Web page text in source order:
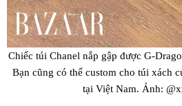
Chiếc túi Chanel nắp gập được G-
Bạn cũng có thể custom cho túi xách
tại Việt Nam. Ảnh: